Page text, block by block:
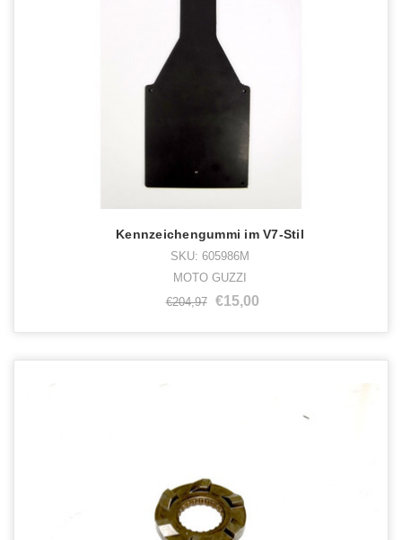
Kennzeichengummi im V7-Stil
SKU: 605986M
MOTO GUZZI
€204,97
€15,00